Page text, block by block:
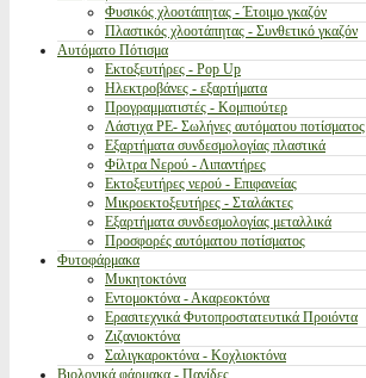
Φυσικός χλοοτάπητας - Έτοιμο γκαζόν
Πλαστικός χλοοτάπητας - Συνθετικό γκαζόν
Αυτόματο Πότισμα
Εκτοξευτήρες - Pop Up
Ηλεκτροβάνες - εξαρτήματα
Προγραμματιστές - Κομπιούτερ
Λάστιχα PE- Σωλήνες αυτόματου ποτίσματος
Εξαρτήματα συνδεσμολογίας πλαστικά
Φίλτρα Νερού - Λιπαντήρες
Εκτοξευτήρες νερού - Επιφανείας
Μικροεκτοξευτήρες - Σταλάκτες
Εξαρτήματα συνδεσμολογίας μεταλλικά
Προσφορές αυτόματου ποτίσματος
Φυτοφάρμακα
Μυκητοκτόνα
Εντομοκτόνα - Ακαρεοκτόνα
Ερασιτεχνικά Φυτοπροστατευτικά Προιόντα
Ζιζανιοκτόνα
Σαλιγκαροκτόνα - Κοχλιοκτόνα
Βιολογικά φάρμακα - Παγίδες